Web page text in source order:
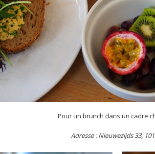
Pour un brunch dans un cadre
Adresse : Nieuwezijds 33,